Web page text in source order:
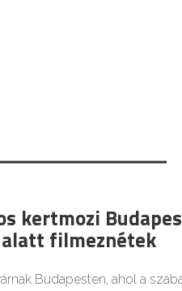
kertmozi
filmeznétek
Budapesten, ahol a